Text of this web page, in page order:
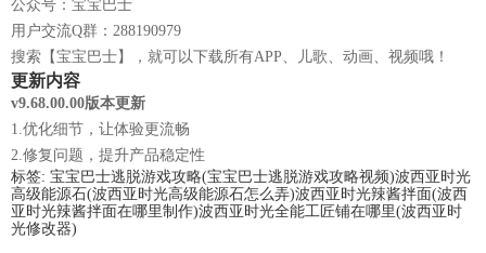
公众号：宝宝巴士
用户交流Q群：288190979
搜索【宝宝巴士】，就可以下载所有APP、儿歌、动画、视频哦！
更新内容
v9.68.00.00版本更新
1.优化细节，让体验更流畅
2.修复问题，提升产品稳定性
标签: 宝宝巴士逃脱游戏攻略(宝宝巴士逃脱游戏攻略视频)波西亚时光
高级能源石(波西亚时光高级能源石怎么弄)波西亚时光辣酱拌面(波西
亚时光辣酱拌面在哪里制作)波西亚时光全能工匠铺在哪里(波西亚时
光修改器)